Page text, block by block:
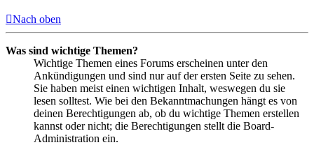
Nach oben
Was sind wichtige Themen?
Wichtige Themen eines Forums erscheinen unter den
Ankündigungen und sind nur auf der ersten Seite zu sehen.
Sie haben meist einen wichtigen Inhalt, weswegen du sie
lesen solltest. Wie bei den Bekanntmachungen hängt es von
deinen Berechtigungen ab, ob du wichtige Themen erstellen
kannst oder nicht; die Berechtigungen stellt die Board-
Administration ein.